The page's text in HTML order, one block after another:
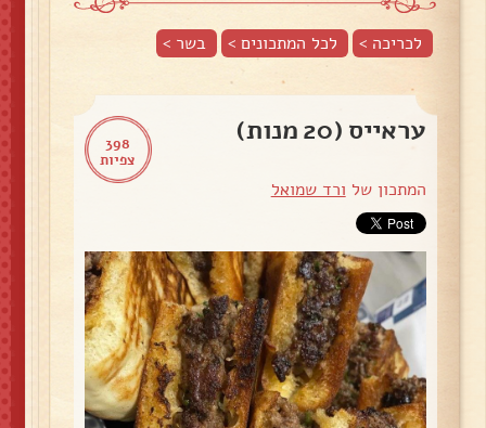
לכריכה > לכל המתכונים > בשר >
398
צפיות
עראייס (20 מנות)
המתכון של ורד שמואל